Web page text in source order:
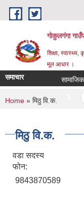
Skip to main content
गोकुलगंगा
शिक्षा, स्वास्थ्य,
मूल आधार ।
समाचार
You are
Home » मिठु वि‍.क.
मिठु वि‍.क.
वडा सदस्य
फोन:
9843870589